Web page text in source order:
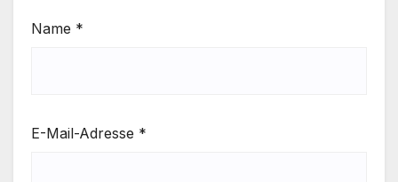
Name *
E-Mail-Adresse *